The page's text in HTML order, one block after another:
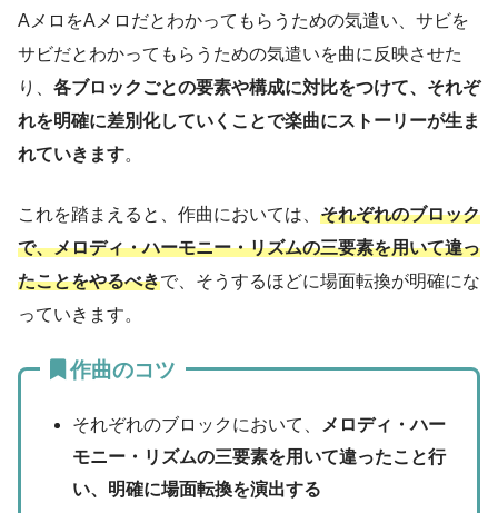
AメロをAメロだとわかってもらうための気遣い、サビを
サビだとわかってもらうための気遣いを曲に反映させた
り、 各ブロックごとの要素や構成に対比をつけて、それぞ
れを明確に差別化していくことで楽曲にストーリーが生ま
れていきます。
これを踏まえると、作曲においては、 それぞれのブロック
で、メロディ・ハーモニー・リズムの三要素を用いて違っ
たことをやるべきで、そうするほどに場面転換が明確にな
っていきます。
作曲のコツ
それぞれのブロックにおいて、
メロディ・ハー
モニー・リズムの三要素を用いて違ったこと行
い、明確に場面転換を演出する